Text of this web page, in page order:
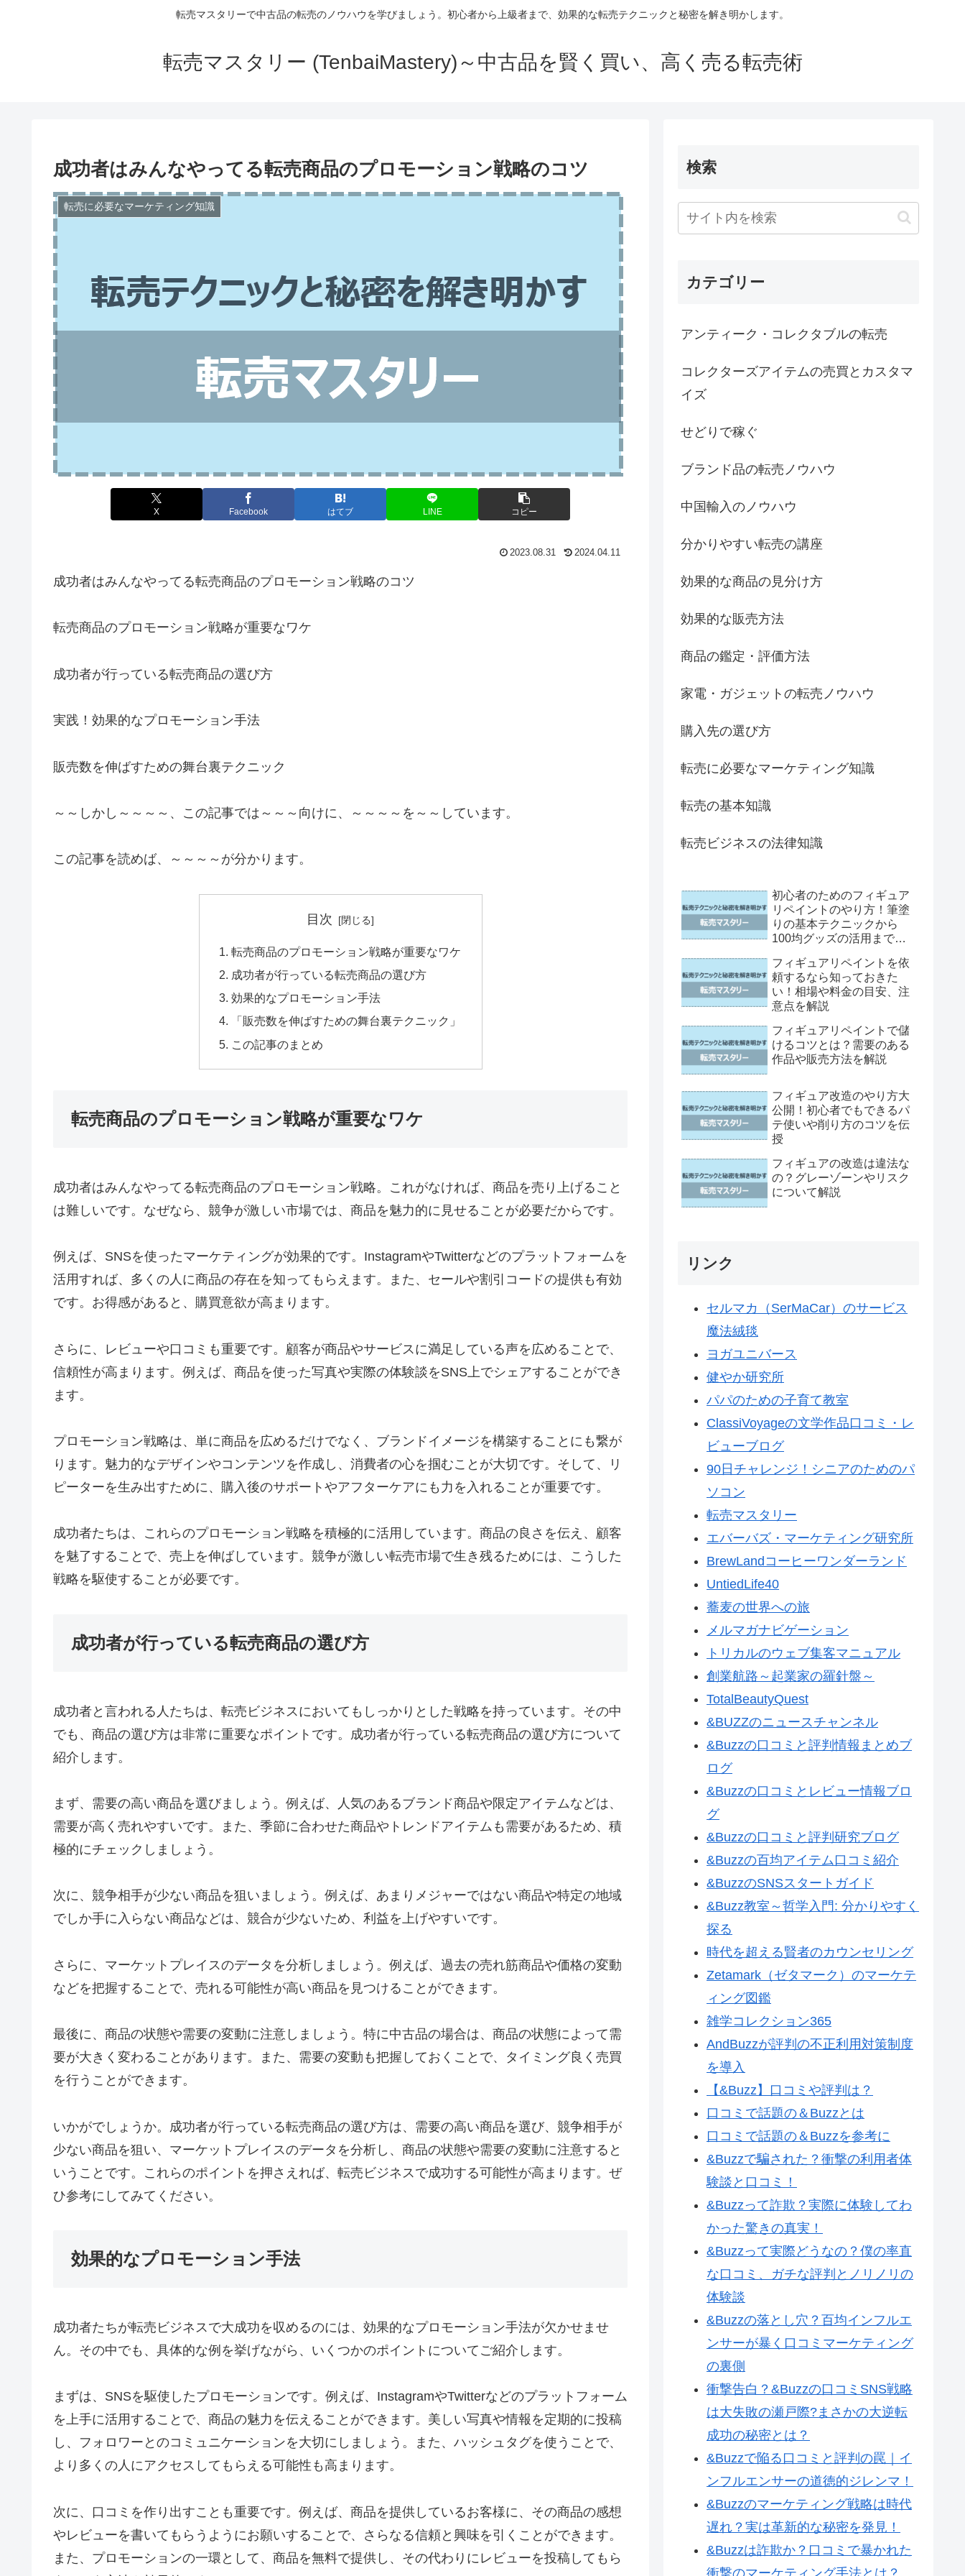
転売マスタリーで中古品の転売のノウハウを学びましょう。初心者から上級者まで、効果的な転売テクニックと秘密を解き明かします。
転売マスタリー (TenbaiMastery)～中古品を賢く買い、高く売る転売術
成功者はみんなやってる転売商品のプロモーション戦略のコツ
転売に必要なマーケティング知識
X Facebook はてブ LINE コピー
2023.08.31 2024.04.11
成功者はみんなやってる転売商品のプロモーション戦略のコツ
転売商品のプロモーション戦略が重要なワケ
成功者が行っている転売商品の選び方
実践！効果的なプロモーション手法
販売数を伸ばすための舞台裏テクニック
～～しかし～～～～、この記事では～～～向けに、～～～～を～～しています。
この記事を読めば、～～～～が分かります。
目次
転売商品のプロモーション戦略が重要なワケ
成功者が行っている転売商品の選び方
効果的なプロモーション手法
「販売数を伸ばすための舞台裏テクニック」
この記事のまとめ
転売商品のプロモーション戦略が重要なワケ
成功者はみんなやってる転売商品のプロモーション戦略。これがなければ、商品を売り上げること
は難しいです。なぜなら、競争が激しい市場では、商品を魅力的に見せることが必要だからです。
例えば、SNSを使ったマーケティングが効果的です。InstagramやTwitterなどのプラットフォームを
活用すれば、多くの人に商品の存在を知ってもらえます。また、セールや割引コードの提供も有効
です。お得感があると、購買意欲が高まります。
さらに、レビューや口コミも重要です。顧客が商品やサービスに満足している声を広めることで、
信頼性が高まります。例えば、商品を使った写真や実際の体験談をSNS上でシェアすることができ
ます。
プロモーション戦略は、単に商品を広めるだけでなく、ブランドイメージを構築することにも繋が
ります。魅力的なデザインやコンテンツを作成し、消費者の心を掴むことが大切です。そして、リ
ピーターを生み出すために、購入後のサポートやアフターケアにも力を入れることが重要です。
成功者たちは、これらのプロモーション戦略を積極的に活用しています。商品の良さを伝え、顧客
を魅了することで、売上を伸ばしています。競争が激しい転売市場で生き残るためには、こうした
戦略を駆使することが必要です。
成功者が行っている転売商品の選び方
成功者と言われる人たちは、転売ビジネスにおいてもしっかりとした戦略を持っています。その中
でも、商品の選び方は非常に重要なポイントです。成功者が行っている転売商品の選び方について
紹介します。
まず、需要の高い商品を選びましょう。例えば、人気のあるブランド商品や限定アイテムなどは、
需要が高く売れやすいです。また、季節に合わせた商品やトレンドアイテムも需要があるため、積
極的にチェックしましょう。
次に、競争相手が少ない商品を狙いましょう。例えば、あまりメジャーではない商品や特定の地域
でしか手に入らない商品などは、競合が少ないため、利益を上げやすいです。
さらに、マーケットプレイスのデータを分析しましょう。例えば、過去の売れ筋商品や価格の変動
などを把握することで、売れる可能性が高い商品を見つけることができます。
最後に、商品の状態や需要の変動に注意しましょう。特に中古品の場合は、商品の状態によって需
要が大きく変わることがあります。また、需要の変動も把握しておくことで、タイミング良く売買
を行うことができます。
いかがでしょうか。成功者が行っている転売商品の選び方は、需要の高い商品を選び、競争相手が
少ない商品を狙い、マーケットプレイスのデータを分析し、商品の状態や需要の変動に注意すると
いうことです。これらのポイントを押さえれば、転売ビジネスで成功する可能性が高まります。ぜ
ひ参考にしてみてください。
効果的なプロモーション手法
成功者たちが転売ビジネスで大成功を収めるのには、効果的なプロモーション手法が欠かせませ
ん。その中でも、具体的な例を挙げながら、いくつかのポイントについてご紹介します。
まずは、SNSを駆使したプロモーションです。例えば、InstagramやTwitterなどのプラットフォーム
を上手に活用することで、商品の魅力を伝えることができます。美しい写真や情報を定期的に投稿
し、フォロワーとのコミュニケーションを大切にしましょう。また、ハッシュタグを使うことで、
より多くの人にアクセスしてもらえる可能性も高まります。
次に、口コミを作り出すことも重要です。例えば、商品を提供しているお客様に、その商品の感想
やレビューを書いてもらうようにお願いすることで、さらなる信頼と興味を引くことができます。
また、プロモーションの一環として、商品を無料で提供し、その代わりにレビューを投稿してもら
検索
カテゴリー
アンティーク・コレクタブルの転売
コレクターズアイテムの売買とカスタマ
イズ
せどりで稼ぐ
ブランド品の転売ノウハウ
中国輸入のノウハウ
分かりやすい転売の講座
効果的な商品の見分け方
効果的な販売方法
商品の鑑定・評価方法
家電・ガジェットの転売ノウハウ
購入先の選び方
転売に必要なマーケティング知識
転売の基本知識
転売ビジネスの法律知識
初心者のためのフィギュア
リペイントのやり方！筆塗
りの基本テクニックから
100均グッズの活用まで徹
フィギュアリペイントを依
頼するなら知っておきた
い！相場や料金の目安、注
意点を解説
フィギュアリペイントで儲
けるコツとは？需要のある
作品や販売方法を解説
フィギュア改造のやり方大
公開！初心者でもできるパ
テ使いや削り方のコツを伝
授
フィギュアの改造は違法な
の？グレーゾーンやリスク
について解説
リンク
セルマカ（SerMaCar）のサービス
魔法絨毯
ヨガユニバース
健やか研究所
パパのための子育て教室
ClassiVoyageの文学作品口コミ・レ
ビューブログ
90日チャレンジ！シニアのためのパ
ソコン
転売マスタリー
エバーバズ・マーケティング研究所
BrewLandコーヒーワンダーランド
UntiedLife40
蕎麦の世界への旅
メルマガナビゲーション
トリカルのウェブ集客マニュアル
創業航路～起業家の羅針盤～
TotalBeautyQuest
&BUZZのニュースチャンネル
&Buzzの口コミと評判情報まとめブ
ログ
&Buzzの口コミとレビュー情報ブロ
グ
&Buzzの口コミと評判研究ブログ
&Buzzの百均アイテム口コミ紹介
&BuzzのSNSスタートガイド
&Buzz教室～哲学入門: 分かりやすく
探る
時代を超える賢者のカウンセリング
Zetamark（ゼタマーク）のマーケテ
ィング図鑑
雑学コレクション365
AndBuzzが評判の不正利用対策制度
を導入
【&Buzz】口コミや評判は？
口コミで話題の＆Buzzとは
口コミで話題の＆Buzzを参考に
&Buzzで騙された？衝撃の利用者体
験談と口コミ！
&Buzzって詐欺？実際に体験してわ
かった驚きの真実！
&Buzzって実際どうなの？僕の率直
な口コミ、ガチな評判とノリノリの
体験談
&Buzzの落とし穴？百均インフルエ
ンサーが暴く口コミマーケティング
の裏側
衝撃告白？&Buzzの口コミSNS戦略
は大失敗の瀬戸際?まさかの大逆転
成功の秘密とは？
&Buzzで陥る口コミと評判の罠｜イ
ンフルエンサーの道徳的ジレンマ！
&Buzzのマーケティング戦略は時代
遅れ？実は革新的な秘密を発見！
&Buzzは詐欺か？口コミで暴かれた